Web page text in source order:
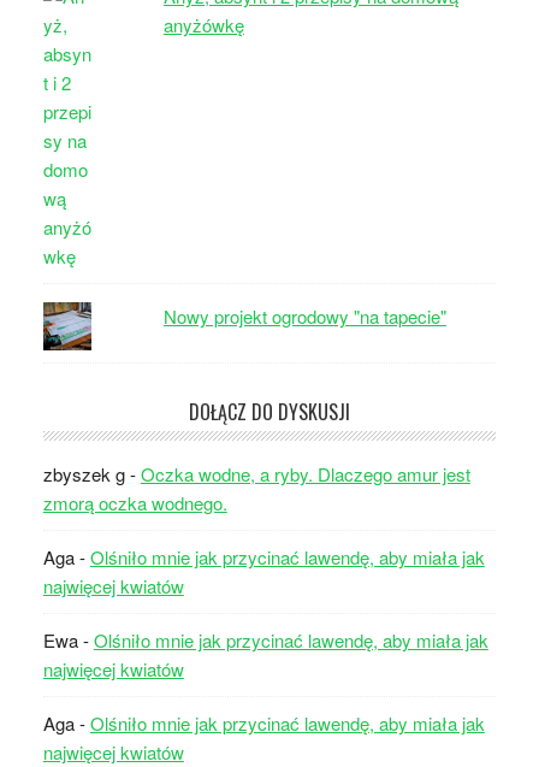
anyżówkę
Nowy projekt ogrodowy "na tapecie"
DOŁĄCZ DO DYSKUSJI
zbyszek g-Oczka wodne, a ryby. Dlaczego amur jest
zmorą oczka wodnego.
Aga-Olśniło mnie jak przycinać lawendę, aby miała jak
najwięcej kwiatów
Ewa-Olśniło mnie jak przycinać lawendę, aby miała jak
najwięcej kwiatów
Aga-Olśniło mnie jak przycinać lawendę, aby miała jak
najwięcej kwiatów